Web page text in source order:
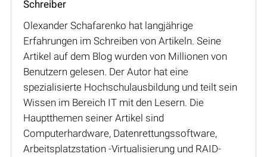
Schreiber
Olexander Schafarenko hat langjährige
Erfahrungen im Schreiben von Artikeln. Seine
Artikel auf dem Blog wurden von Millionen von
Benutzern gelesen. Der Autor hat eine
spezialisierte Hochschulausbildung und teilt sein
Wissen im Bereich IT mit den Lesern. Die
Hauptthemen seiner Artikel sind
Computerhardware, Datenrettungssoftware,
Arbeitsplatzstation -Virtualisierung und RAID-